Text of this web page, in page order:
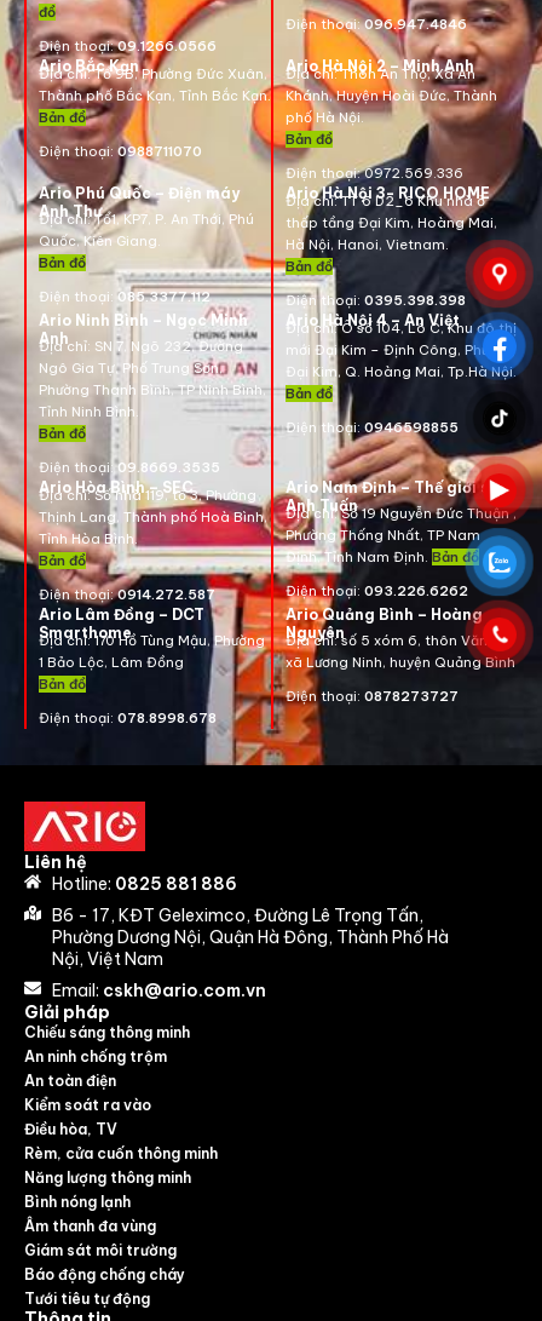
đồ
Điện thoại:09.1266.0566
Điện thoại:096.947.4846
Ario Bắc Kạn
Địa chỉ:Tổ 9B, Phường Đức Xuân,
Thành phố Bắc Kạn, Tỉnh Bắc Kạn.
Bản đồ
Điện thoại: 0988711070
Ario Hà Nội 2 – Minh Anh
Địa chỉ:Thôn An Thọ, Xã An
Khánh, Huyện Hoài Đức, Thành
phố Hà Nội.
Bản đồ
Điện thoại:0972.569.336
Ario Phú Quốc – Điện máy
Anh Thư
Địa chỉ:Tổ1, KP7, P. An Thới, Phú
Quốc, Kiên Giang.
Bản đồ
Điện thoại: 085.3377.112
Ario Hà Nội 3- RICO HOME
Địa chỉ: TT 6 D2_6 Khu nhà ở
thấp tầng Đại Kim, Hoàng Mai,
Hà Nội, Hanoi, Vietnam
Bản đồ
Điện thoại: 0395.398.398
Ario Ninh Bình – Ngọc Minh
Anh
Địa chỉ: SN 7, Ngõ 232, Đường
Ngô Gia Tự, Phố Trung Sơn,
Phường Thanh Bình, TP Ninh Bình,
Tỉnh Ninh Bình.
Bản đồ
Điện thoại:09.8669.3535
Ario Hà Nội 4 – An Việt
Địa chỉ:Ô số 104, Lô C, Khu đô thị
mới Đại Kim – Định Công, Phường
Đại Kim, Q. Hoàng Mai, Tp.Hà Nội.
Bản đồ
Điện thoại: 0946598855
Ario Hòa Bình – SEC
Địa chỉ:Số nhà 119, tổ 3, Phường
Thịnh Lang, Thành phố Hoà Bình,
Tỉnh Hòa Bình.
Bản đồ
Điện thoại:0914.272.587
Ario Nam Định – Thế giới số
Anh Tuấn
Địa chỉ:Số 19 Nguyễn Đức Thuận ,
Phường Thống Nhất, TP Nam
Định, Tỉnh Nam Định. Bản đồ
Điện thoại: 093.226.6262
Ario Lâm Đồng – DCT
Smarthome
Địa chỉ: 170 Hồ Tùng Mậu, Phường
1 Bảo Lộc, Lâm Đồng
Bản đồ
Điện thoại: 078.8998.678
Ario Quảng Bình – Hoàng
Nguyên
Địa chỉ: số 5 xóm 6, thôn Văn La,
xã Lương Ninh, huyện Quảng Bình
Điện thoại: 0878273727
Liên hệ
Hotline: 0825 881 886
B6 - 17, KĐT Geleximco, Đường Lê Trọng Tấn,
Phường Dương Nội, Quận Hà Đông, Thành Phố Hà
Nội, Việt Nam
Email: cskh@ario.com.vn
Giải pháp
Chiếu sáng thông minh
An ninh chống trộm
An toàn điện
Kiểm soát ra vào
Điều hòa, TV
Rèm, cửa cuốn thông minh
Năng lượng thông minh
Bình nóng lạnh
Âm thanh đa vùng
Giám sát môi trường
Báo động chống cháy
Tưới tiêu tự động